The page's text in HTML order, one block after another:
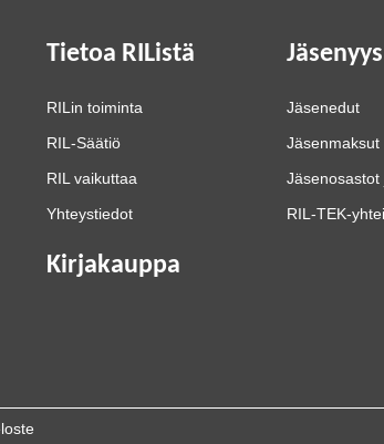
Tietoa RIListä
RILin toiminta
RIL-Säätiö
RIL vaikuttaa
Yhteystiedot
Jäsenyys
Jäsenedut
Jäsenmaksut
RIL-TEK-
Kirjakauppa